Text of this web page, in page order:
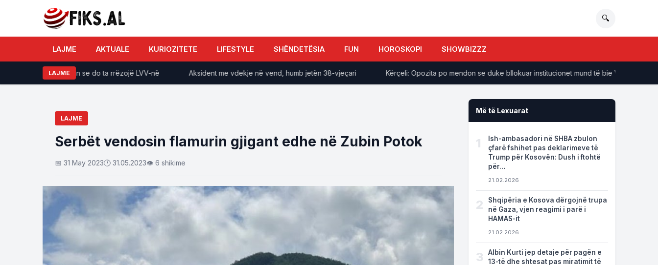
🔍
LAJME AKTUALE KURIOZITETE LIFESTYLE SHËNDETËSIA FUN HOROSKOPI SHOWBIZZZ
LAJME
me shpresën se do ta rrëzojë LVV-në Aksident me vdekje në vend, humb jetën 38-vjeçari Kërçeli: Opozita po mendon se duke bllokuar institucionet mund të bie VV-ja
LAJME
Serbët vendosin flamurin gjigant edhe në Zubin Potok
📅 31 May 2023🕐 31.05.2023👁 6 shikime
Më të Lexuarat
1
Ish-ambasadori në SHBA zbulon
çfarë fshihet pas deklarimeve të
Trump për Kosovën: Dush i ftohtë
për…
21.02.2026
2
Shqipëria e Kosova dërgojnë trupa
në Gaza, vjen reagimi i parë i
HAMAS-it
21.02.2026
3
Albin Kurti jep detaje për pagën e
13-të dhe shtesat pas miratimit të